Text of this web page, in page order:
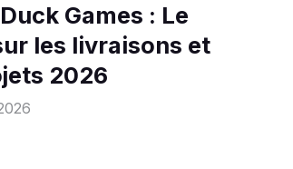
Games : Le
les livraisons et
2026